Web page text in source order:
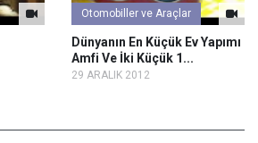
Otomobiller ve Araçlar
Dünyanın En Küçük Ev Yapımı
Amfi Ve İki Küçük 1...
29 ARALIK 2012